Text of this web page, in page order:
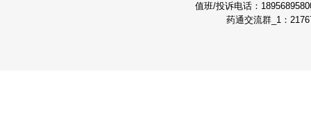
值班/投诉电话：
药通交流群_1：